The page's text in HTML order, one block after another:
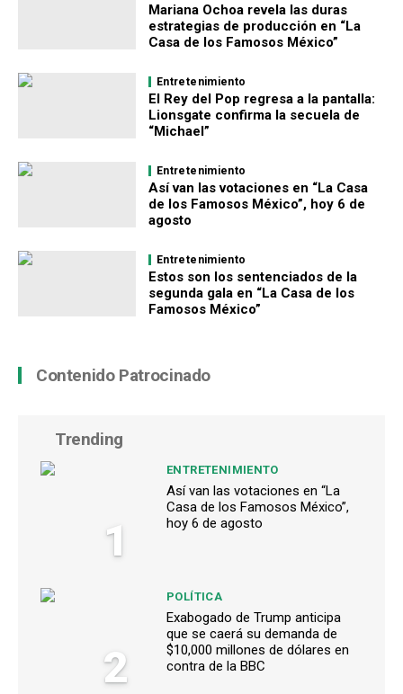
Mariana Ochoa revela las duras
estrategias de producción en “La
Casa de los Famosos México”
Entretenimiento
El Rey del Pop regresa a la pantalla:
Lionsgate confirma la secuela de
“Michael”
Entretenimiento
Así van las votaciones en “La Casa
de los Famosos México”, hoy 6 de
agosto
Entretenimiento
Estos son los sentenciados de la
segunda gala en “La Casa de los
Famosos México”
Contenido Patrocinado
Trending
1
ENTRETENIMIENTO
Así van las votaciones en “La
Casa de los Famosos México”,
hoy 6 de agosto
2
POLÍTICA
Exabogado de Trump anticipa
que se caerá su demanda de
$10,000 millones de dólares en
contra de la BBC